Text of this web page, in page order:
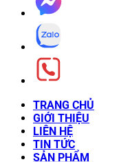
TRANG CHỦ
GIỚI THIỆU
LIÊN HỆ
TIN TỨC
SẢN PHẨM